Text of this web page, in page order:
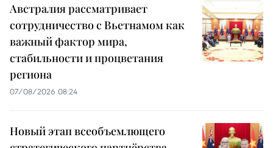
Австралия рассматривает
сотрудничество с Вьетнамом как
важный фактор мира,
стабильности и процветания
региона
07/08/2026 08:24
Новый этап всеобъемлющего